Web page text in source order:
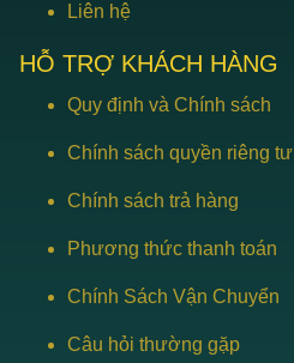
Liên hệ
HỖ TRỢ KHÁCH HÀNG
Quy định và Chính sách
Chính sách quyền riêng tư
Chính sách trả hàng
Phương thức thanh toán
Chính Sách Vận Chuyển
Câu hỏi thường gặp